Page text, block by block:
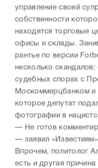
управление своей
собственности
находятся торговые
офисы и склады.
рантье по версии
несколько скандалов:
судебных спорах с
Москоммерцбанком и
которое депутат
фотографии в
— Не готов
— заявил
Впрочем, политолог
есть и другая